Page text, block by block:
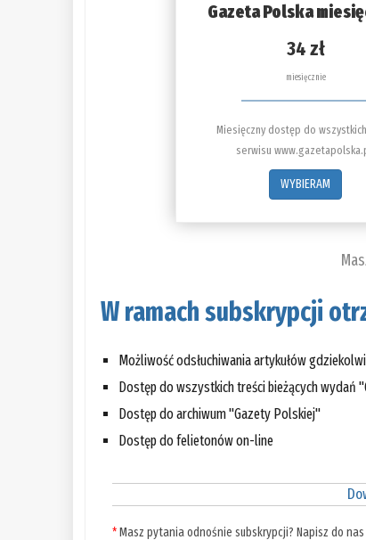
Gazeta Polska
34 zł
miesięcznie
Miesięczny dostęp do
serwisu
WYBIERAM
W ramach subskrypcji
Możliwość odsłuchiwania artykułów
Dostęp do wszystkich treści bieżących wydań
Dostęp do archiwum "Gazety Polskiej"
Dostęp do felietonów on-line
*Masz pytania odnośnie subskrypcji? Napisz do